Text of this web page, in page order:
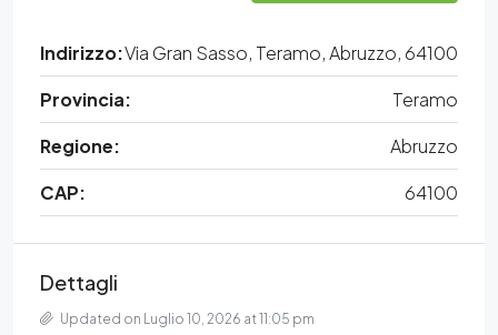
Indirizzo:Via Gran Sasso, Teramo, Abruzzo, 64100
Provincia:
Teramo
Regione:
Abruzzo
CAP:
64100
Dettagli
Updated on Luglio 10, 2026 at 11:05 pm